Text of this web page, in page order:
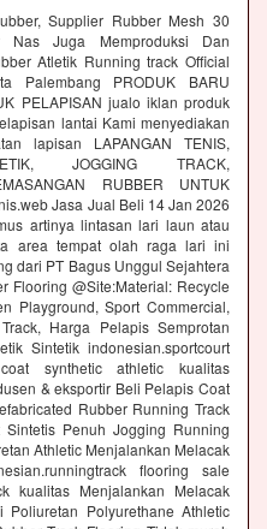
Supplier Rubber Mesh 30
Nas Juga Memproduksi Dan
Atletik Running track Official
Palembang PRODUK BARU
PELAPISAN jualo iklan produk
lantai Kami menyediakan
lapisan LAPANGAN TENIS,
JOGGING TRACK,
RUBBER UNTUK
Jasa Jual Beli 14 Jan 2026
artinya lintasan lari laun atau
area tempat olah raga lari ini
dari PT Bagus Unggul Sejahtera
Flooring @Site:Material: Recycle
Playground, Sport Commercial,
Harga Pelapis Semprotan
Sintetik indonesian.sportcourt
synthetic athletic kualitas
& eksportir Beli Pelapis Coat
Rubber Running Track
Penuh Jogging Running
Athletic Menjalankan Melacak
flooring sale
kualitas Menjalankan Melacak
Polyurethane Athletic